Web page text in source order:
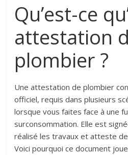
Qu’est-ce
attestation
plombier ?
Une attestation de plombier
officiel, requis dans plusieurs
lorsque vous faites face à une
surconsommation. Elle est
réalisé les travaux et atteste
Voici pourquoi ce document